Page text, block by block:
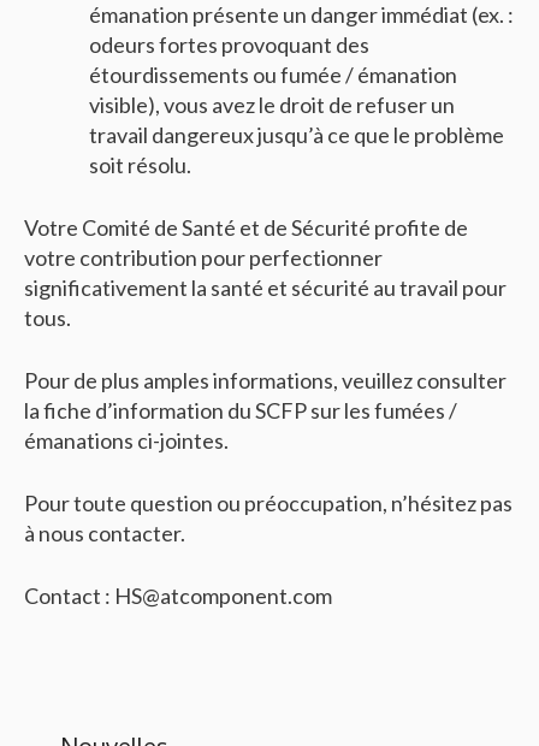
émanation présente un danger immédiat (ex. :
odeurs fortes provoquant des
étourdissements ou fumée / émanation
visible), vous avez le droit de refuser un
travail dangereux jusqu’à ce que le problème
soit résolu.
Votre Comité de Santé et de Sécurité profite de
votre contribution pour perfectionner
significativement la santé et sécurité au travail pour
tous.
Pour de plus amples informations, veuillez consulter
la fiche d’information du SCFP sur les fumées /
émanations ci-jointes.
Pour toute question ou préoccupation, n’hésitez pas
à nous contacter.
Contact : HS@atcomponent.com